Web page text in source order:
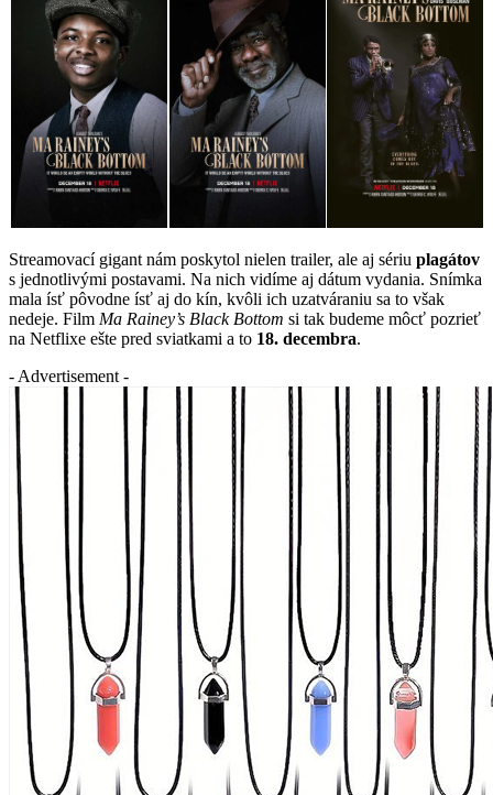
Streamovací gigant nám poskytol nielen trailer, ale aj sériu plagátov
s jednotlivými postavami. Na nich vidíme aj dátum vydania. Snímka
mala ísť pôvodne ísť aj do kín, kvôli ich uzatváraniu sa to však
nedeje. Film Ma Rainey’s Black Bottom si tak budeme môcť pozrieť
na Netflixe ešte pred sviatkami a to 18. decembra.
- Advertisement -